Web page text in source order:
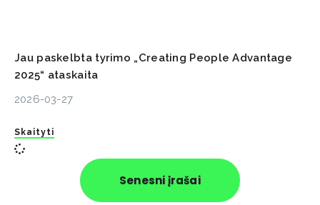
Jau paskelbta tyrimo „Creating People Advantage
2025“ ataskaita
2026-03-27
Skaityti
Senesni įrašai